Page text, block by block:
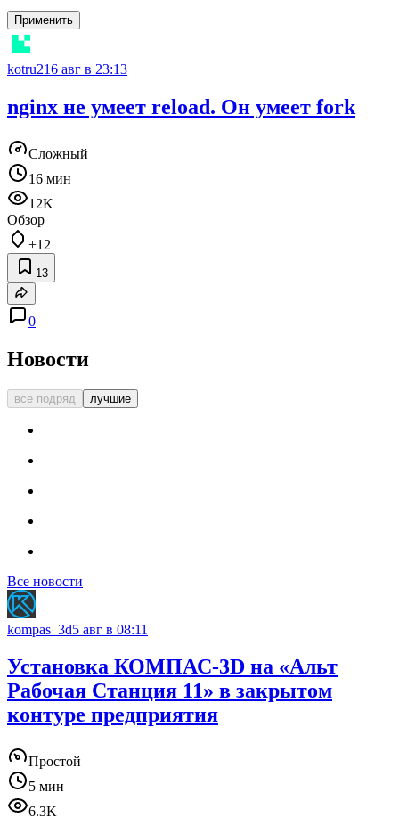
Применить
kotru216 авг в 23:13
nginx не умеет reload. Он умеет fork
Сложный
16 мин
12K
Обзор
+12
13
0
Новости
все подряд лучшие
Все новости
kompas_3d5 авг в 08:11
Установка КОМПАС-3D на «Альт
Рабочая Станция 11» в закрытом
контуре предприятия
Простой
5 мин
6.3K